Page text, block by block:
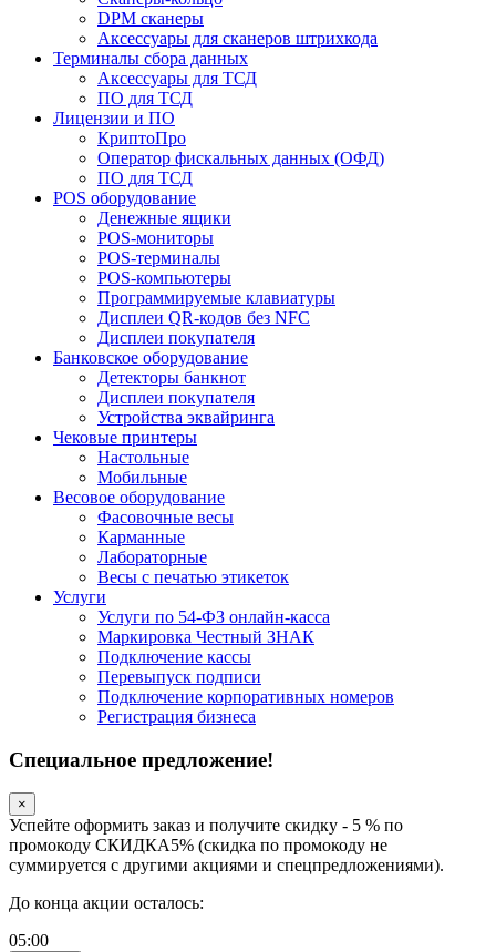
DPM сканеры
Аксессуары для сканеров штрихкода
Терминалы сбора данных
Аксессуары для ТСД
ПО для ТСД
Лицензии и ПО
КриптоПро
Оператор фискальных данных (ОФД)
ПО для ТСД
POS оборудование
Денежные ящики
POS-мониторы
POS-терминалы
POS-компьютеры
Программируемые клавиатуры
Дисплеи QR-кодов без NFC
Дисплеи покупателя
Банковское оборудование
Детекторы банкнот
Дисплеи покупателя
Устройства эквайринга
Чековые принтеры
Настольные
Мобильные
Весовое оборудование
Фасовочные весы
Карманные
Лабораторные
Весы с печатью этикеток
Услуги
Услуги по 54-ФЗ онлайн-касса
Маркировка Честный ЗНАК
Подключение кассы
Перевыпуск подписи
Подключение корпоративных номеров
Регистрация бизнеса
Специальное предложение!
×
Успейте оформить заказ и получите скидку - 5 % по
промокоду СКИДКА5% (скидка по промокоду не
суммируется с другими акциями и спецпредложениями).
До конца акции осталось:
05:00